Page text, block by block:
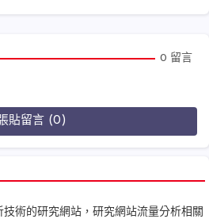
0 留言
貼留言 (0)
術的研究網站，研究網站流量分析相關